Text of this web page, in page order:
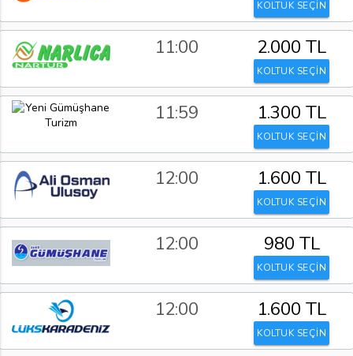
KOLTUK SEÇİN
11:00 2.000 TL
KOLTUK SEÇİN
11:59 1.300 TL
KOLTUK SEÇİN
12:00 1.600 TL
KOLTUK SEÇİN
12:00 980 TL
KOLTUK SEÇİN
12:00 1.600 TL
KOLTUK SEÇİN